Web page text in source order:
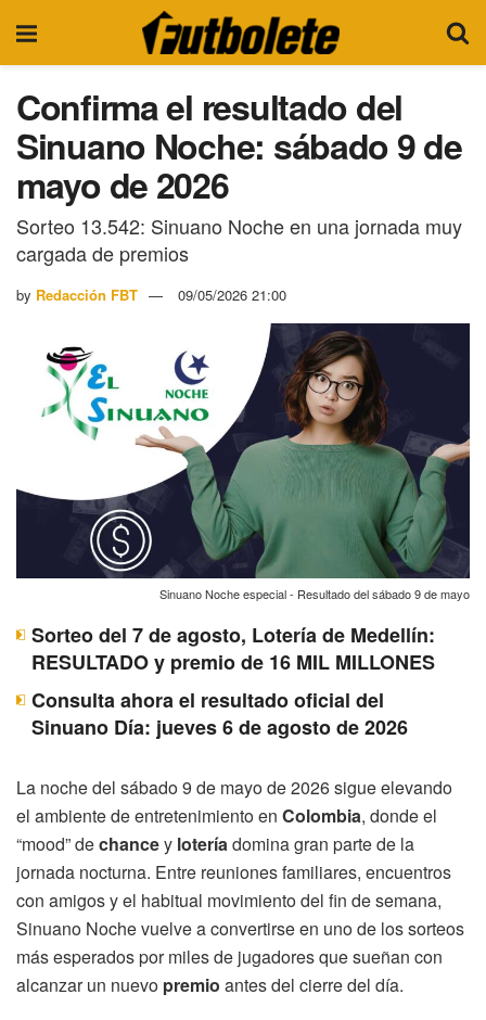
Confirma el resultado del
Sinuano Noche: sábado 9 de
mayo de 2026
Sorteo 13.542: Sinuano Noche en una jornada muy
cargada de premios
by Redacción FBT 09/05/2026 21:00
Sinuano Noche especial - Resultado del sábado 9 de mayo
Sorteo del 7 de agosto, Lotería de Medellín:
RESULTADO y premio de 16 MIL MILLONES
Consulta ahora el resultado oficial del
Sinuano Día: jueves 6 de agosto de 2026
La noche del sábado 9 de mayo de 2026 sigue elevando
el ambiente de entretenimiento en Colombia, donde el
“mood” dechancey loteríadomina gran parte de la
jornada nocturna. Entre reuniones familiares, encuentros
con amigos y el habitual movimiento del fin de semana,
Sinuano Noche vuelve a convertirse en uno de los sorteos
más esperados por miles de jugadores que sueñan con
alcanzar un nuevo premio antes del cierre del día.